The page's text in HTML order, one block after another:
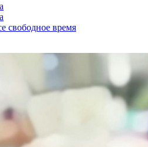
свободное время